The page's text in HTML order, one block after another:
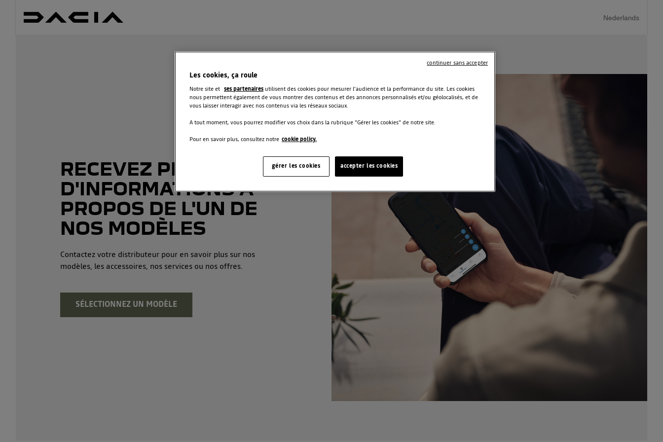
Nederlands
RECEVEZ PLUS
D'INFORMATIONS À
PROPOS DE L'UN DE
NOS MODÈLES
Contactez votre distributeur pour en savoir plus sur nos
modèles, les accessoires, nos services ou nos offres.
SÉLECTIONNEZ UN MODÈLE
Les cookies, ça roule
Notre site et ses partenaires utilisent des cookies pour mesurer l'audience et la performance du site. Les cookies
nous permettent également de vous montrer des contenus et des annonces personnalisés et/ou géolocalisés, et de
vous laisser interagir avec nos contenus via les réseaux sociaux.
A tout moment, vous pourrez modifier vos choix dans la rubrique "Gérer les cookies" de notre site.
Pour en savoir plus, consultez notre cookie policy.
accepter les cookies
gérer les cookies
continuer sans accepter